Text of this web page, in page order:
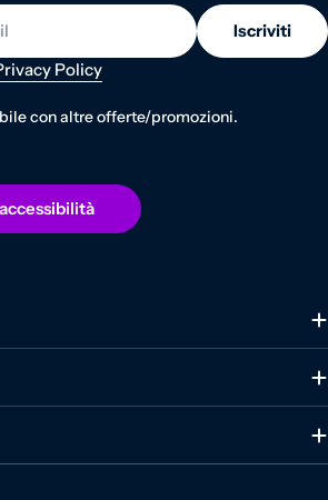
Iscriviti
Policy
con altre offerte/promozioni.